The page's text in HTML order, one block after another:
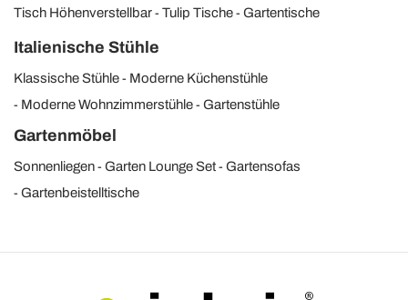
Tisch Höhenverstellbar
Tulip Tische Gartentische
Italienische Stühle
Klassische Stühle
Moderne Küchenstühle
Moderne Wohnzimmerstühle
Gartenstühle
Gartenmöbel
Sonnenliegen Garten Lounge Set
Gartensofas
Gartenbeistelltische